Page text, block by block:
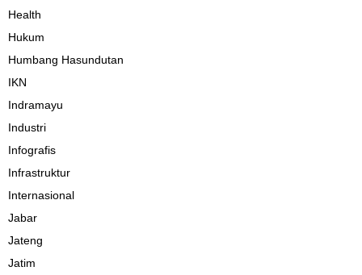
Health
Hukum
Humbang Hasundutan
IKN
Indramayu
Industri
Infografis
Infrastruktur
Internasional
Jabar
Jateng
Jatim